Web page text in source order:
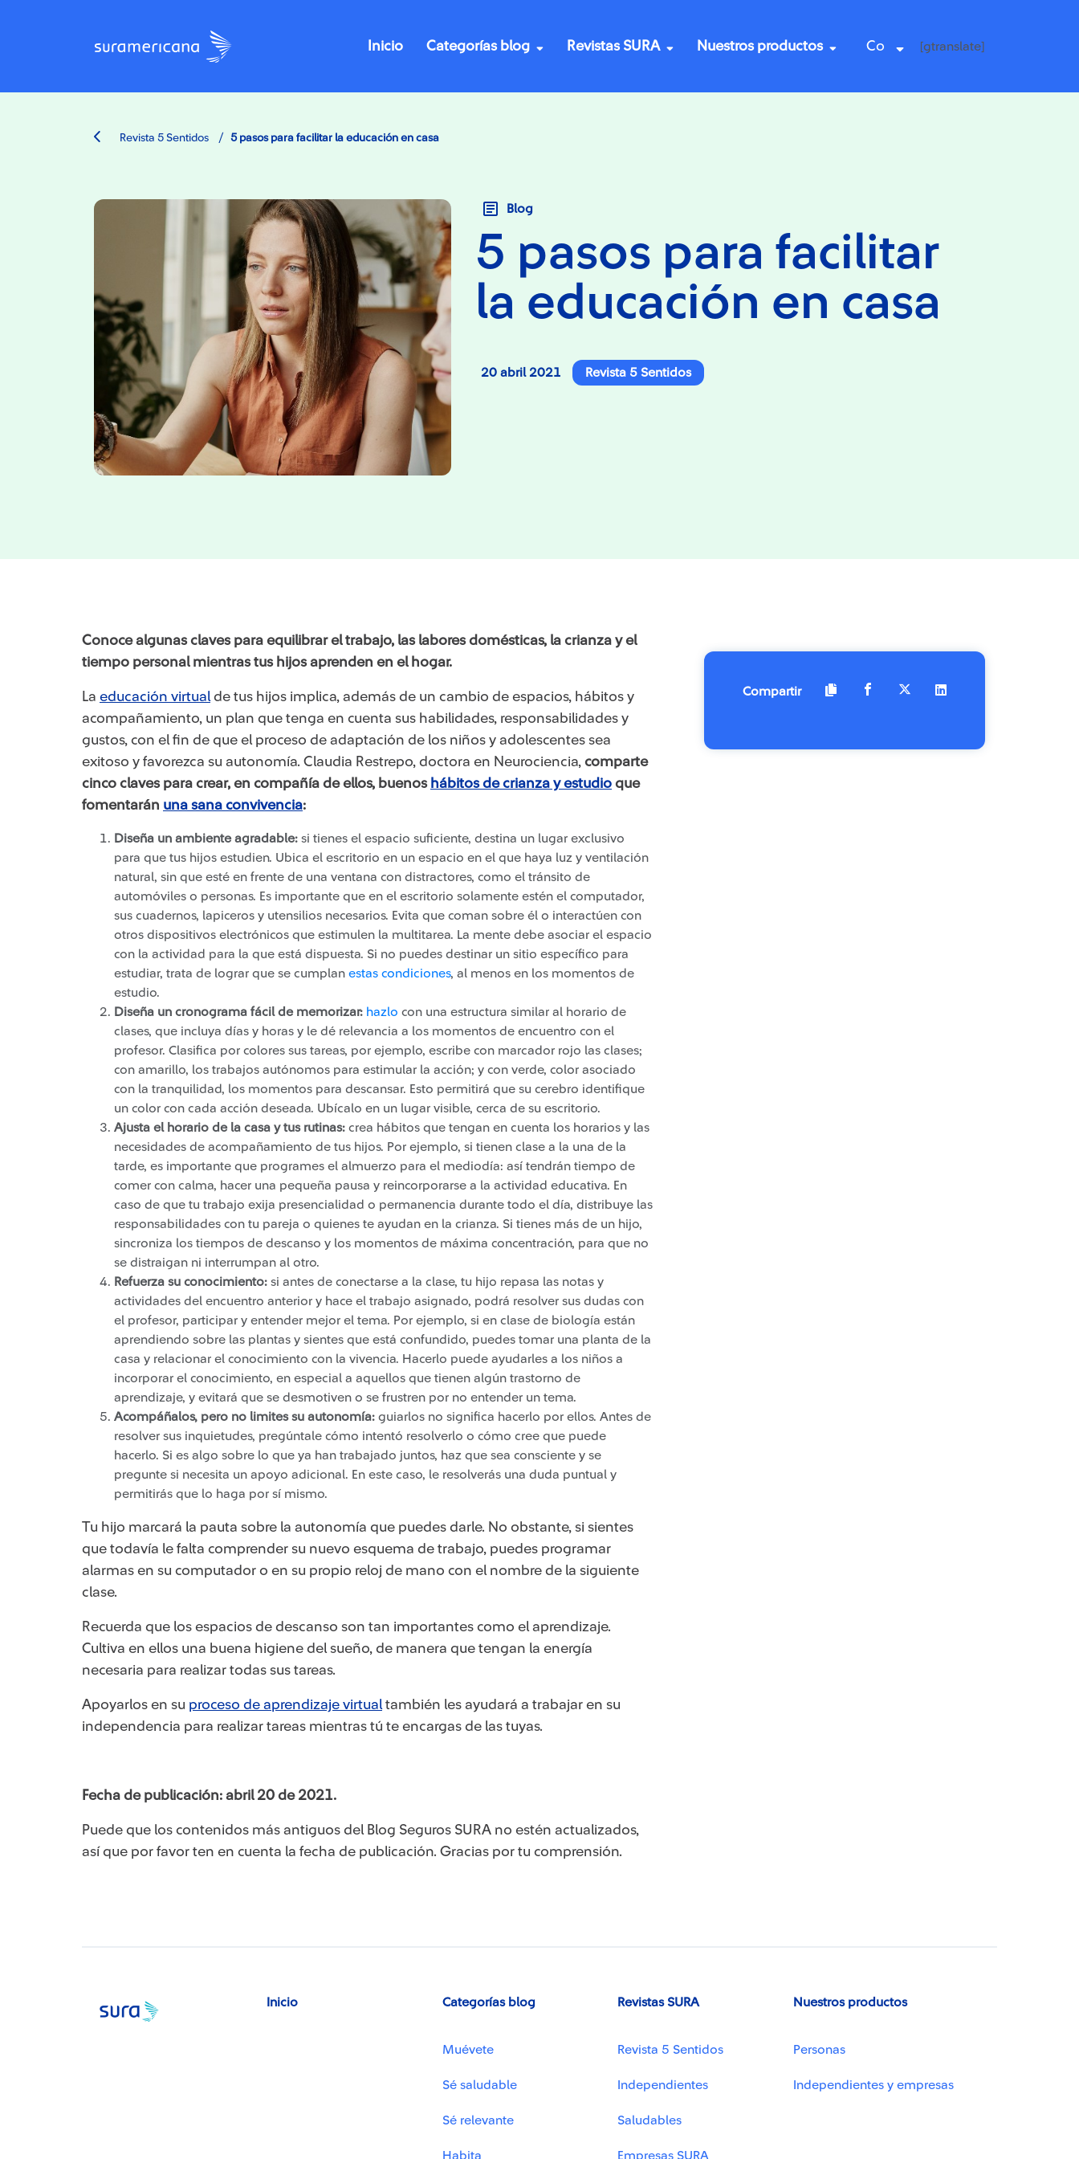
Inicio Categorías blog Revistas SURA Nuestros productos Co [gtranslate]
Revista 5 Sentidos / 5 pasos para facilitar la educación en casa
Blog
5 pasos para facilitar
la educación en casa
20 abril 2021 Revista 5 Sentidos
Conoce algunas claves para equilibrar el trabajo, las labores domésticas, la crianza y el
tiempo personal mientras tus hijos aprenden en el hogar.
La educación virtual de tus hijos implica, además de un cambio de espacios, hábitos y
acompañamiento, un plan que tenga en cuenta sus habilidades, responsabilidades y
gustos, con el fin de que el proceso de adaptación de los niños y adolescentes sea
exitoso y favorezca su autonomía. Claudia Restrepo, doctora en Neurociencia, comparte
cinco claves para crear, en compañía de ellos, buenos hábitos de crianza y estudio que
fomentarán una sana convivencia:
Diseña un ambiente agradable: si tienes el espacio suficiente, destina un lugar exclusivo
para que tus hijos estudien. Ubica el escritorio en un espacio en el que haya luz y ventilación
natural, sin que esté en frente de una ventana con distractores, como el tránsito de
automóviles o personas. Es importante que en el escritorio solamente estén el computador,
sus cuadernos, lapiceros y utensilios necesarios. Evita que coman sobre él o interactúen con
otros dispositivos electrónicos que estimulen la multitarea. La mente debe asociar el espacio
con la actividad para la que está dispuesta. Si no puedes destinar un sitio específico para
estudiar, trata de lograr que se cumplan estas condiciones, al menos en los momentos de
estudio.
Diseña un cronograma fácil de memorizar: hazlo con una estructura similar al horario de
clases, que incluya días y horas y le dé relevancia a los momentos de encuentro con el
profesor. Clasifica por colores sus tareas, por ejemplo, escribe con marcador rojo las clases;
con amarillo, los trabajos autónomos para estimular la acción; y con verde, color asociado
con la tranquilidad, los momentos para descansar. Esto permitirá que su cerebro identifique
un color con cada acción deseada. Ubícalo en un lugar visible, cerca de su escritorio.
Ajusta el horario de la casa y tus rutinas: crea hábitos que tengan en cuenta los horarios y las
necesidades de acompañamiento de tus hijos. Por ejemplo, si tienen clase a la una de la
tarde, es importante que programes el almuerzo para el mediodía: así tendrán tiempo de
comer con calma, hacer una pequeña pausa y reincorporarse a la actividad educativa. En
caso de que tu trabajo exija presencialidad o permanencia durante todo el día, distribuye las
responsabilidades con tu pareja o quienes te ayudan en la crianza. Si tienes más de un hijo,
sincroniza los tiempos de descanso y los momentos de máxima concentración, para que no
se distraigan ni interrumpan al otro.
Refuerza su conocimiento: si antes de conectarse a la clase, tu hijo repasa las notas y
actividades del encuentro anterior y hace el trabajo asignado, podrá resolver sus dudas con
el profesor, participar y entender mejor el tema. Por ejemplo, si en clase de biología están
aprendiendo sobre las plantas y sientes que está confundido, puedes tomar una planta de la
casa y relacionar el conocimiento con la vivencia. Hacerlo puede ayudarles a los niños a
incorporar el conocimiento, en especial a aquellos que tienen algún trastorno de
aprendizaje, y evitará que se desmotiven o se frustren por no entender un tema.
Acompáñalos, pero no limites su autonomía: guiarlos no significa hacerlo por ellos. Antes de
resolver sus inquietudes, pregúntale cómo intentó resolverlo o cómo cree que puede
hacerlo. Si es algo sobre lo que ya han trabajado juntos, haz que sea consciente y se
pregunte si necesita un apoyo adicional. En este caso, le resolverás una duda puntual y
permitirás que lo haga por sí mismo.
Tu hijo marcará la pauta sobre la autonomía que puedes darle. No obstante, si sientes
que todavía le falta comprender su nuevo esquema de trabajo, puedes programar
alarmas en su computador o en su propio reloj de mano con el nombre de la siguiente
clase.
Recuerda que los espacios de descanso son tan importantes como el aprendizaje.
Cultiva en ellos una buena higiene del sueño, de manera que tengan la energía
necesaria para realizar todas sus tareas.
Apoyarlos en su proceso de aprendizaje virtual también les ayudará a trabajar en su
independencia para realizar tareas mientras tú te encargas de las tuyas.
Fecha de publicación: abril 20 de 2021.
Puede que los contenidos más antiguos del Blog Seguros SURA no estén actualizados,
así que por favor ten en cuenta la fecha de publicación. Gracias por tu comprensión.
Compartir
Inicio Categorías blog
Muévete
Sé saludable
Sé relevante
Habita
Revistas SURA
Revista 5 Sentidos
Independientes
Saludables
Empresas SURA
Nuestros productos
Personas
Independientes y empresas